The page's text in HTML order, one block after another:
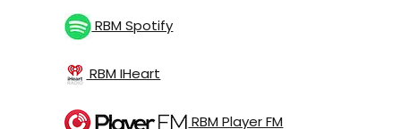
RBM Spotify
RBM IHeart
RBM Player FM